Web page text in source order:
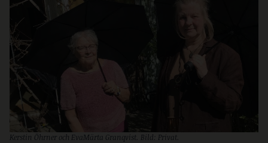
Kerstin Öhrner och EvaMärta Granqvist. Bild: Privat.